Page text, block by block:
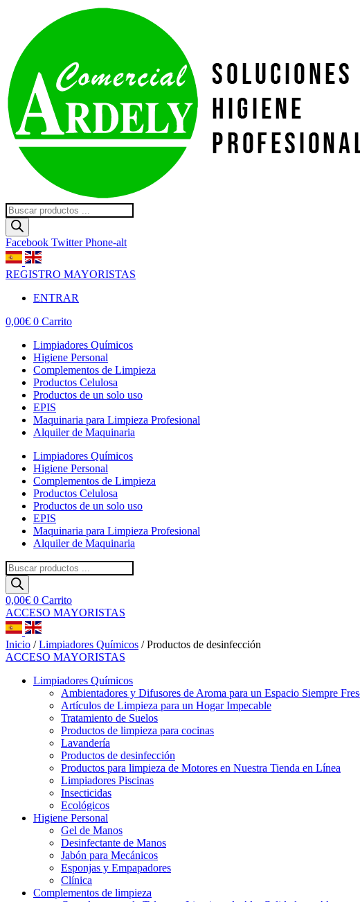
contenido
Búsqueda
de
productos
Facebook Twitter Phone-alt
REGISTRO MAYORISTAS
ENTRAR
0,00€ 0 Carrito
Limpiadores Químicos
Higiene Personal
Complementos de Limpieza
Productos Celulosa
Productos de un solo uso
EPIS
Maquinaria para Limpieza Profesional
Alquiler de Maquinaria
Limpiadores Químicos
Higiene Personal
Complementos de Limpieza
Productos Celulosa
Productos de un solo uso
EPIS
Maquinaria para Limpieza Profesional
Alquiler de Maquinaria
Búsqueda
de
productos
0,00€ 0 Carrito
ACCESO MAYORISTAS
Inicio /Limpiadores Químicos / Productos de desinfección
ACCESO MAYORISTAS
Limpiadores Químicos
Ambientadores y Difusores de Aroma para un Espacio Siempre
Artículos de Limpieza para un Hogar Impecable
Tratamiento de Suelos
Productos de limpieza para cocinas
Lavandería
Productos de desinfección
Productos para limpieza de Motores en Nuestra Tienda en Línea
Limpiadores Piscinas
Insecticidas
Ecológicos
Higiene Personal
Gel de Manos
Desinfectante de Manos
Jabón para Mecánicos
Esponjas y Empapadores
Clínica
Complementos de limpieza